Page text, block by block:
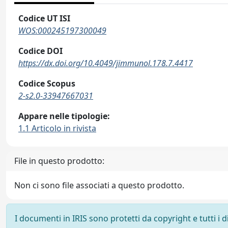
Codice UT ISI
WOS:000245197300049
Codice DOI
https://dx.doi.org/10.4049/jimmunol.178.7.4417
Codice Scopus
2-s2.0-33947667031
Appare nelle tipologie:
1.1 Articolo in rivista
File in questo prodotto:
Non ci sono file associati a questo prodotto.
I documenti in IRIS sono protetti da copyright e tutti i